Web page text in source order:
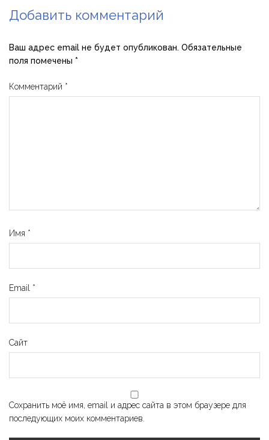
Добавить комментарий
Ваш адрес email не будет опубликован. Обязательные
поля помечены *
Комментарий *
Имя *
Email *
Сайт
Сохранить моё имя, email и адрес сайта в этом браузере для
последующих моих комментариев.